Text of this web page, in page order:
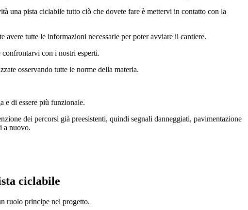
una pista ciclabile tutto ciò che dovete fare è mettervi in contatto con la
avere tutte le informazioni necessarie per poter avviare il cantiere.
confrontarvi con i nostri esperti.
osservando tutte le norme della materia.
e di essere più funzionale.
dei percorsi già preesistenti, quindi segnali danneggiati, pavimentazione
a nuovo.
ciclabile
ruolo principe nel progetto.